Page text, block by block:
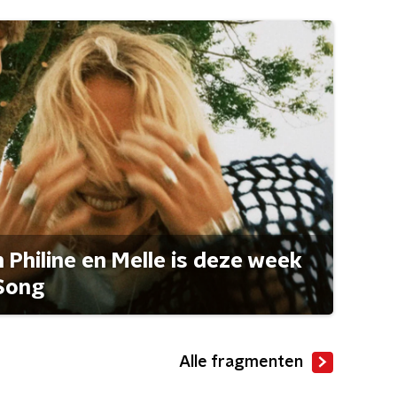
Philine en Melle is deze week
Alle fragmenten